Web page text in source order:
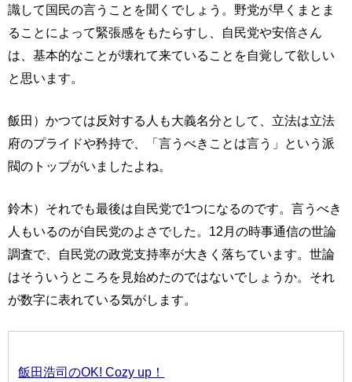
識して国民の言うことを聞くでしょう。野党が早くまとま
ることによって緊張感をもたらすし、自民党や安倍さん
は、基本的なことが壊れて来ていることを自覚して欲しい
と思います。
飯田）かつては反対する人も大義名分として、立法は立法
府のプライドや矜持で、「言うべきことは言う」という派
閥のトップがいましたよね。
鈴木）それでも最後は自民党で1つになるのです。言うべき
人もいるのが自民党のよさでした。12月の時事通信の世論
調査で、自民党の政党支持率が大きく落ちています。世論
はそういうところを見始めたのではないでしょうか。それ
が数字に表れている気がします。
飯田浩司のOK! Cozy up！